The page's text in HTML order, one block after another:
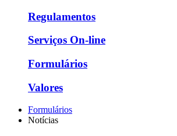
Regulamentos
Serviços On-line
Formulários
Valores
Formulários
Notícias